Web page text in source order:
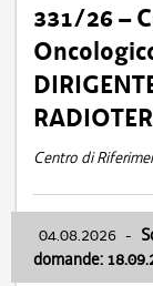
331/26 –
Centro di
04.08.2026 -
domande: